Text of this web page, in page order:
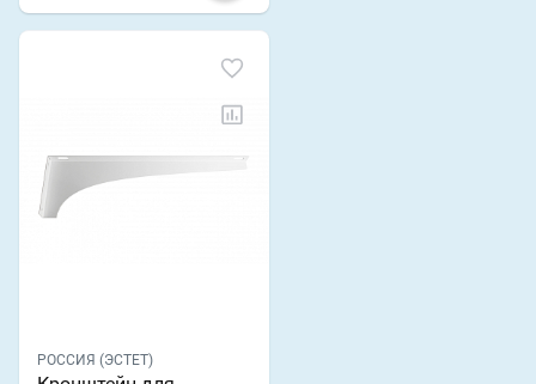
РОССИЯ (ЭСТЕТ)